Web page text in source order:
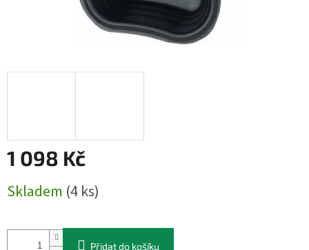
1 098 Kč
cena:
Skladem (4 ks)
Přidat do košíku